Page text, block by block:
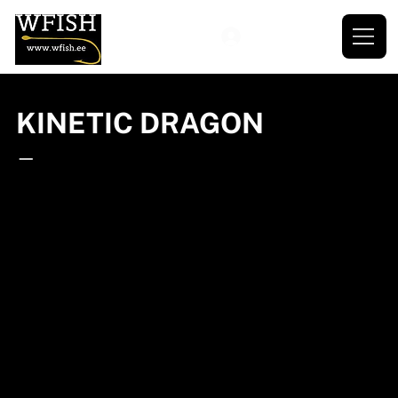
KINETIC DRAGON
—